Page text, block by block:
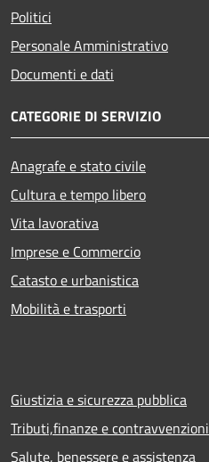
Politici
Personale Amministrativo
Documenti e dati
CATEGORIE DI SERVIZIO
Anagrafe e stato civile
Cultura e tempo libero
Vita lavorativa
Imprese e Commercio
Catasto e urbanistica
Mobilità e trasporti
Giustizia e sicurezza pubblica
Tributi,finanze e contravvenzioni
Salute, benessere e assistenza